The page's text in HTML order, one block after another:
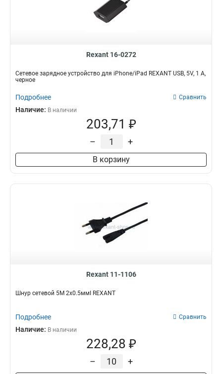
Rexant 16-0272
Сетевое зарядное устройство для iPhone/iPad REXANT USB, 5V, 1 A,
черное
Подробнее Сравнить
Наличие: В наличии
203,71 ₽
– +
В корзину
Rexant 11-1106
Шнур сетевой 5М 2х0.5ммІ REXANT
Подробнее Сравнить
Наличие: В наличии
228,28 ₽
– +